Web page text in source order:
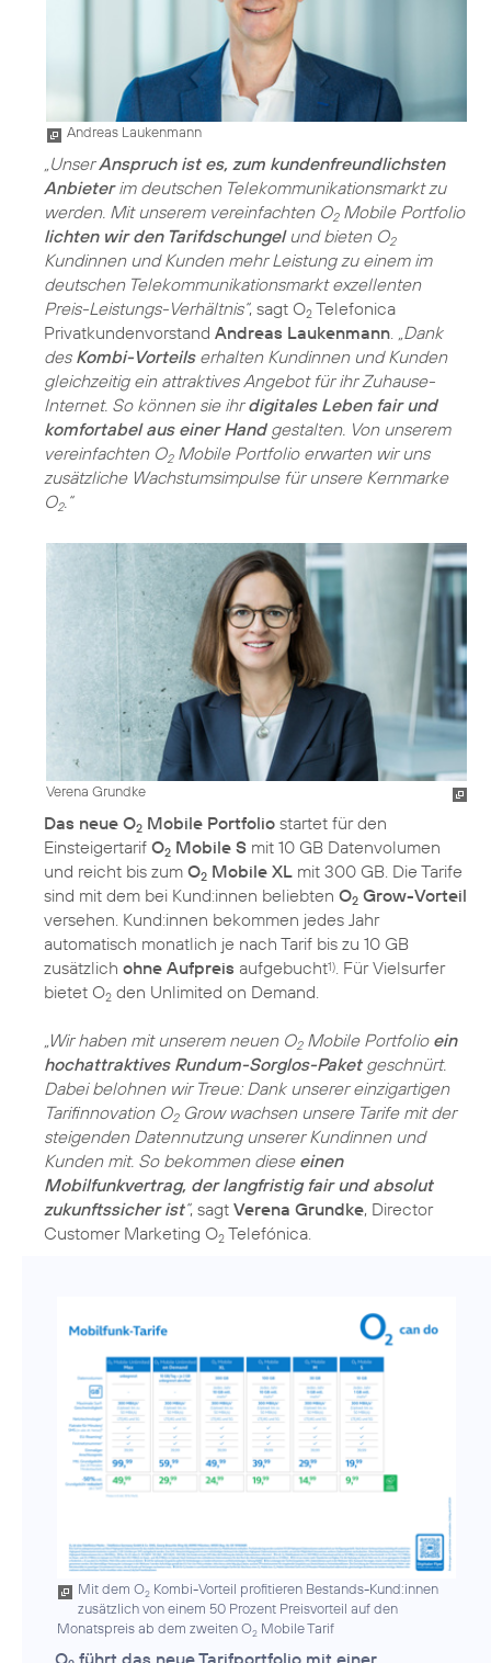
Andreas Laukenmann
„UnserAnspruch ist es, zum kundenfreundlichsten
Anbieterim deutschen Telekommunikationsmarkt zu
werden. Mit unserem vereinfachten O2Mobile Portfolio
lichten wir den Tarifdschungelund bieten O2
Kundinnen und Kunden mehr Leistung zu einem im
deutschen Telekommunikationsmarkt exzellenten
Preis-Leistungs-Verhältnis“, sagt O2 Telefonica
Privatkundenvorstand Andreas Laukenmann. „Dank
des Kombi-Vorteilserhalten Kundinnen und Kunden
gleichzeitig ein attraktives Angebot für ihr Zuhause-
Internet. So können sie ihrdigitales Leben fair und
komfortabel aus einer Handgestalten. Von unserem
vereinfachten O2Mobile Portfolio erwarten wir uns
zusätzliche Wachstumsimpulse für unsere Kernmarke
O2.“
Verena Grundke
Das neue O2 Mobile Portfolio startet für den
Einsteigertarif O2 Mobile S mit 10 GB Datenvolumen
und reicht bis zum O2 Mobile XL mit 300 GB. Die Tarife
sind mit dem bei Kund:innen beliebten O2 Grow-Vorteil
versehen. Kund:innen bekommen jedes Jahr
automatisch monatlich je nach Tarif bis zu 10 GB
zusätzlich ohne Aufpreis aufgebucht1) . Für Vielsurfer
bietet O2 den Unlimited on Demand.
„Wir haben mit unserem neuen O2Mobile Portfolio ein
hochattraktives Rundum-Sorglos-Paketgeschnürt.
Dabei belohnen wir Treue: Dank unserer einzigartigen
Tarifinnovation O2Grow wachsen unsere Tarife mit der
steigenden Datennutzung unserer Kundinnen und
Kunden mit. So bekommen diese einen
Mobilfunkvertrag, der langfristig fair und absolut
zukunftssicher ist“, sagt Verena Grundke, Director
Customer Marketing O2 Telefónica.
Mit dem O2 Kombi-Vorteil profitieren Bestands-Kund:innen
zusätzlich von einem 50 Prozent Preisvorteil auf den
Monatspreis ab dem zweiten O2 Mobile Tarif